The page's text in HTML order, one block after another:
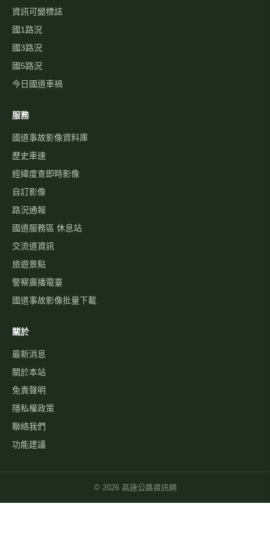
即時影像
即時路況地圖
國道路況
警廣即時路況
天氣觀測
高乘載管制
國道壅塞排行
資訊可變標誌
國1路況
國3路況
國5路況
今日國道車禍
歷史車速
經緯度查即時影像
自訂影像
路況通報
國道服務區 休息站
交流道資訊
旅遊景點